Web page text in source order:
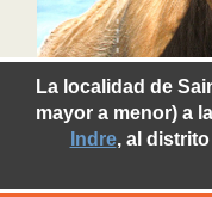
La localidad de
mayor a menor) a
Indre, al